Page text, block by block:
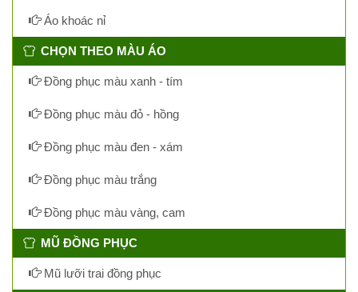
Áo khoác nỉ
CHỌN THEO MÀU ÁO
Đồng phục màu xanh - tím
Đồng phục màu đỏ - hồng
Đồng phục màu đen - xám
Đồng phục màu trắng
Đồng phục màu vàng, cam
MŨ ĐỒNG PHỤC
Mũ lưỡi trai đồng phục